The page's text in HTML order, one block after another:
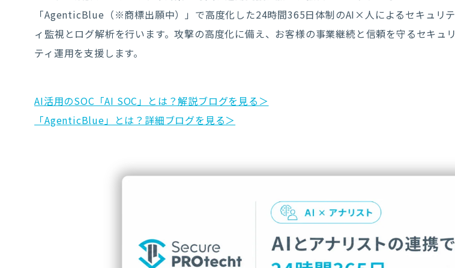
「AgenticBlue（※商標出願中）」で高度化した24時間365日体制のAI×人によるセキュリテ
ィ監視とログ解析を行います。攻撃の高度化に備え、お客様の事業継続と信頼を守るセキュリ
ティ運用を支援します。
AI活用のSOC「AI SOC」とは？解説ブログを見る＞
「AgenticBlue」とは？詳細ブログを見る＞